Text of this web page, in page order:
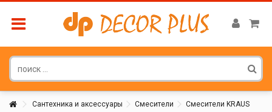
Сантехника и аксессуары Смесители
Смесители KRAUS